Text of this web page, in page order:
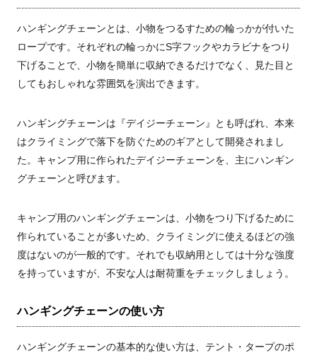
ハンギングチェーンとは、小物をつるすための輪っかが付いた
ロープです。それぞれの輪っかにS字フックやカラビナをつり
下げることで、小物を簡単に収納できるだけでなく、見た目と
してもおしゃれな雰囲気を演出できます。
ハンギングチェーンは『デイジーチェーン』とも呼ばれ、本来
はクライミングで落下を防ぐためのギアとして開発されまし
た。キャンプ用に作られたデイジーチェーンを、主にハンギン
グチェーンと呼びます。
キャンプ用のハンギングチェーンは、小物をつり下げるために
作られていることが多いため、クライミングに使えるほどの強
度はないのが一般的です。それでも収納用としては十分な強度
を持っていますが、不安な人は耐荷重をチェックしましょう。
ハンギングチェーンの使い方
ハンギングチェーンの基本的な使い方は、テント・タープのポ